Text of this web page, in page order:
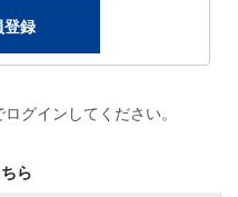
登録
グインしてください。
ら